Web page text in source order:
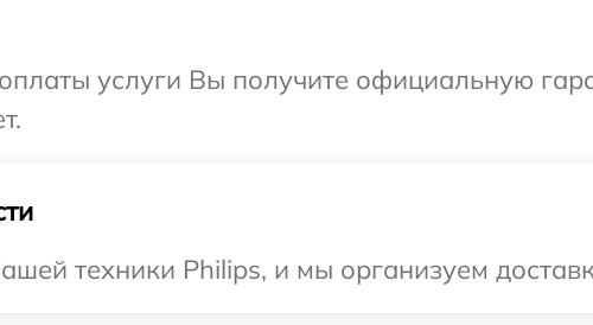
услуги Вы получите официальную
техники Philips, и мы организуем